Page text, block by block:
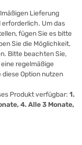
Lieferung
Um das
fügen Sie es bitte
Sie die Möglichkeit,
Bitte beachten Sie,
regelmäßige
Option nutzen
Produkt verfügbar: 1.
4. Alle 3 Monate,